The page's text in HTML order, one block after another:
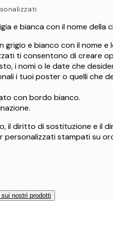
e bianca con il nome della
grigio e bianco con il nome
ti consentono di creare
i nomi o le date che
i tuoi poster o quelli che
con bordo bianco.
il diritto di sostituzione e il
personalizzati stampati su
nostri prodotti